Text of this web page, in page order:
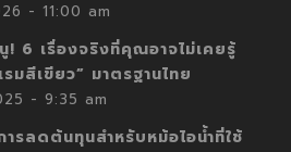
- 11:00 am
! 6 เรื่องจริงที่คุณอาจไม่เคยรู้
มสีเขียว” มาตรฐานไทย
- 9:35 am
ารลดต้นทุนสำหรับหม้อไอน้ำที่ใช้